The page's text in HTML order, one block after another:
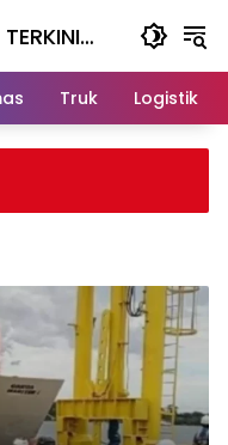
Truk Logistik